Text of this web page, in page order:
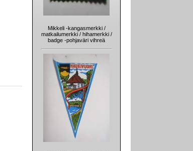
Mikkeli -kangasmerkki /
matkailumerkki / hihamerkki /
badge -pohjaväri vihreä